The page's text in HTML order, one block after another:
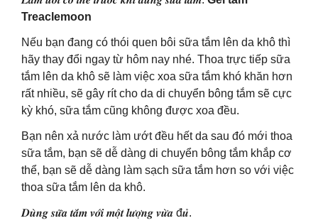
Treaclemoon
Nếu bạn đang có thói quen bôi sữa tắm lên da khô thì
hãy thay đổi ngay từ hôm nay nhé. Thoa trực tiếp sữa
tắm lên da khô sẽ làm việc xoa sữa tắm khó khăn hơn
rất nhiều, sẽ gây rít cho da di chuyển bông tắm sẽ cực
kỳ khó, sữa tắm cũng không được xoa đều.
Bạn nên xả nước làm ướt đều hết da sau đó mới thoa
sữa tắm, bạn sẽ dễ dàng di chuyển bông tắm khắp cơ
thể, bạn sẽ dễ dàng làm sạch sữa tắm hơn so với việc
thoa sữa tắm lên da khô.
𝑫𝒖̀𝒏𝒈 𝒔𝒖̛̃𝒂 𝒕𝒂̆́𝒎 𝒗𝒐̛́𝒊 𝒎𝒐̣̂𝒕 𝒍𝒖̛𝒐̛̣𝒏𝒈 𝒗𝒖̛̀𝒂 đ𝒖̉.